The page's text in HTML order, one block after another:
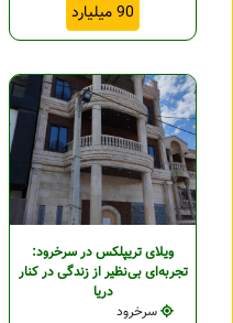
90 میلیارد
ویلای تریپلکس در سرخرود:
تجربه‌ای بی‌نظیر از زندگی در کنار
دریا
سرخرود